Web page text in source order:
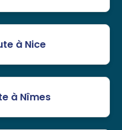
à Nice
à Nîmes